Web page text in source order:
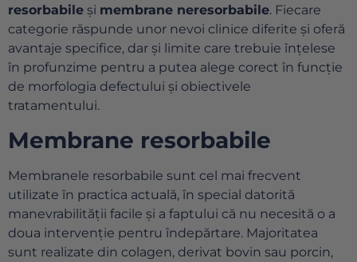
resorbabile și membrane neresorbabile. Fiecare
categorie răspunde unor nevoi clinice diferite și oferă
avantaje specifice, dar și limite care trebuie înțelese
în profunzime pentru a putea alege corect în funcție
de morfologia defectului și obiectivele
tratamentului.
Membrane resorbabile
Membranele resorbabile sunt cel mai frecvent
utilizate în practica actuală, în special datorită
manevrabilității facile și a faptului că nu necesită o a
doua intervenție pentru îndepărtare. Majoritatea
sunt realizate din colagen, derivat bovin sau porcin,